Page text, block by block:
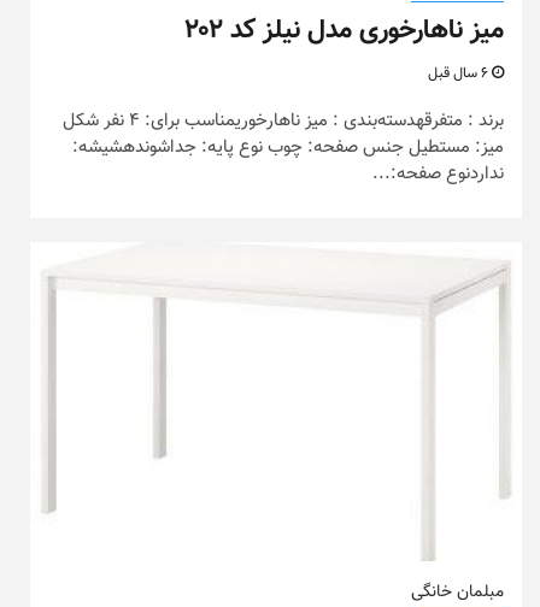
میز ناهارخوری مدل نیلز کد ۲۰۲
برند : متفرقهدسته‌بندی : میز ناهارخوریمناسب برای: 4 نفر شکل
میز: مستطیل جنس صفحه: چوب نوع پایه: جداشوندهشیشه:
نداردنوع صفحه:...
مبلمان خانگی